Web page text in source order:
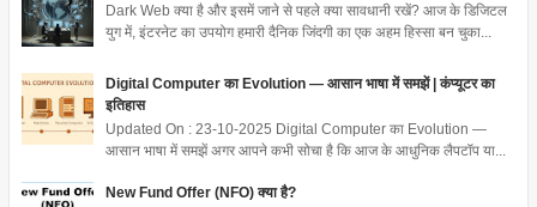
Dark Web क्या है और इसमें जाने से पहले क्या सावधानी रखें? आज के डिजिटल
युग में, इंटरनेट का उपयोग हमारी दैनिक जिंदगी का एक अहम हिस्सा बन चुका...
Digital Computer का Evolution — आसान भाषा में समझें | कंप्यूटर का
इतिहास
Updated On : 23-10-2025 Digital Computer का Evolution —
आसान भाषा में समझें अगर आपने कभी सोचा है कि आज के आधुनिक लैपटॉप या...
New Fund Offer (NFO) क्या है?